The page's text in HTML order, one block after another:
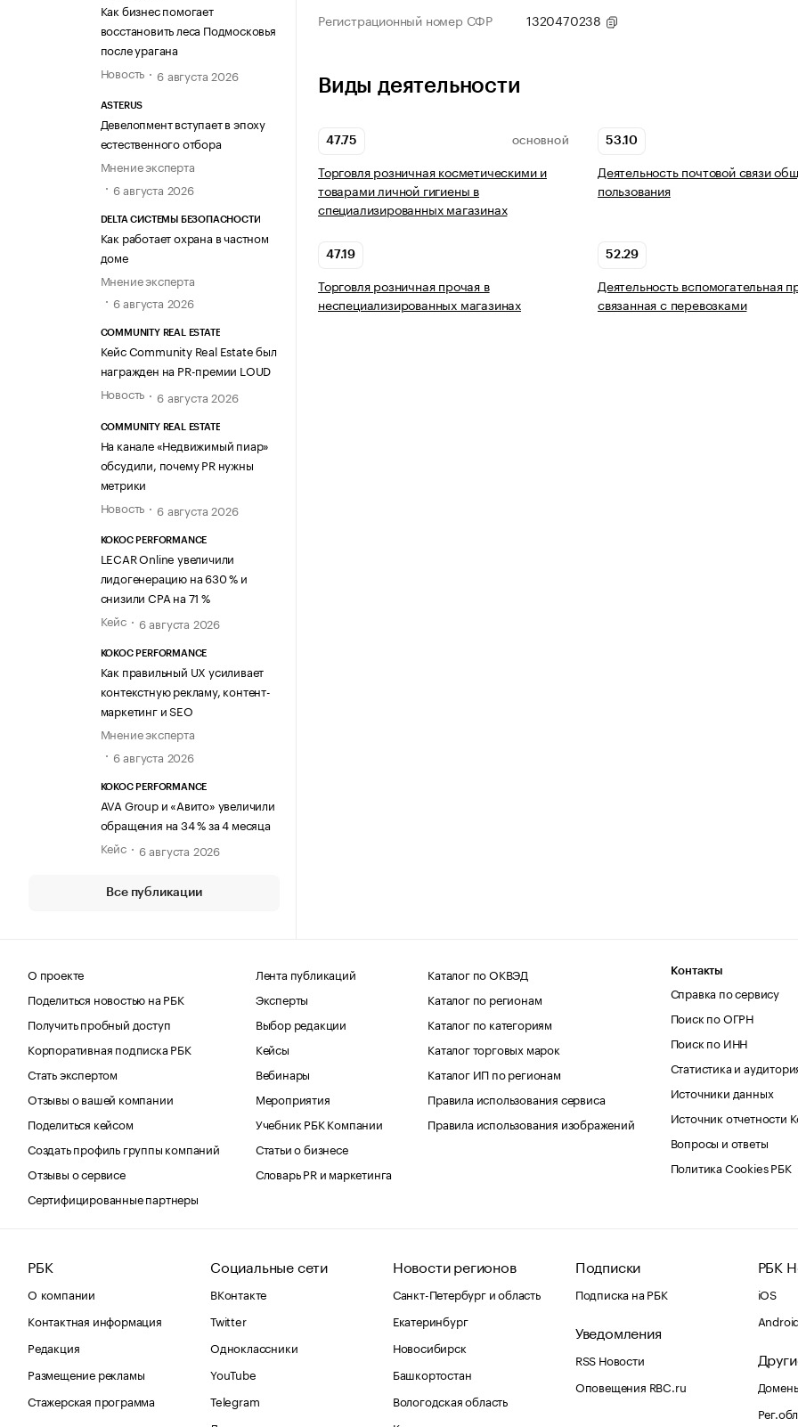
Как бизнес помогает
восстановить леса Подмосковья
после урагана
Новость
6 августа 2026
ASTERUS
Девелопмент вступает в эпоху
естественного отбора
Мнение эксперта
6 августа 2026
DELTA СИСТЕМЫ БЕЗОПАСНОСТИ
Как работает охрана в частном
доме
Мнение эксперта
6 августа 2026
COMMUNITY REAL ESTATE
Кейс Community Real Estate был
награжден на PR-премии LOUD
Новость
6 августа 2026
COMMUNITY REAL ESTATE
На канале «Недвижимый пиар»
обсудили, почему PR нужны
метрики
Новость
6 августа 2026
KOKOC PERFORMANCE
LECAR Online увеличили
лидогенерацию на 630 % и
снизили CPA на 71 %
Кейс
6 августа 2026
KOKOC PERFORMANCE
Как правильный UX усиливает
контекстную рекламу, контент-
маркетинг и SEO
Мнение эксперта
6 августа 2026
KOKOC PERFORMANCE
AVA Group и «Авито» увеличили
обращения на 34 % за 4 месяца
Кейс
6 августа 2026
Все публикации
Регистрационный номер СФР 1320470238
Виды деятельности
47.75 ОСНОВНОЙ
Торговля розничная косметическими и
товарами личной гигиены в
специализированных магазинах
53.10
Деятельность почтовой связи
пользования
47.19
Торговля розничная прочая в
неспециализированных магазинах
52.29
Деятельность вспомогательная
связанная с перевозками
О проекте
Поделиться новостью на РБК
Получить пробный доступ
Корпоративная подписка РБК
Стать экспертом
Отзывы о вашей компании
Поделиться кейсом
Создать профиль группы компаний
Отзывы о сервисе
Сертифицированные партнеры
Лента публикаций
Эксперты
Выбор редакции
Кейсы
Вебинары
Мероприятия
Учебник РБК Компании
Статьи о бизнесе
Словарь PR и маркетинга
Каталог по ОКВЭД
Каталог по регионам
Каталог по категориям
Каталог торговых марок
Каталог ИП по регионам
Правила использования сервиса
Правила использования изображений
Контакты
Справка по сервису
Поиск по ОГРН
Поиск по ИНН
Статистика и
Источники данных
Источник отчетности
Вопросы и ответы
Политика Cookies РБК
РБК
О компании
Контактная информация
Редакция
Размещение рекламы
Стажерская программа
Социальные сети
ВКонтакте
Twitter
Одноклассники
YouTube
Telegram
Новости регионов
Санкт-Петербург и область
Екатеринбург
Новосибирск
Башкортостан
Вологодская область
Подписки
Подписка на РБК
Уведомления
RSS Новости
Оповещения RBC.ru
РБК
iOS